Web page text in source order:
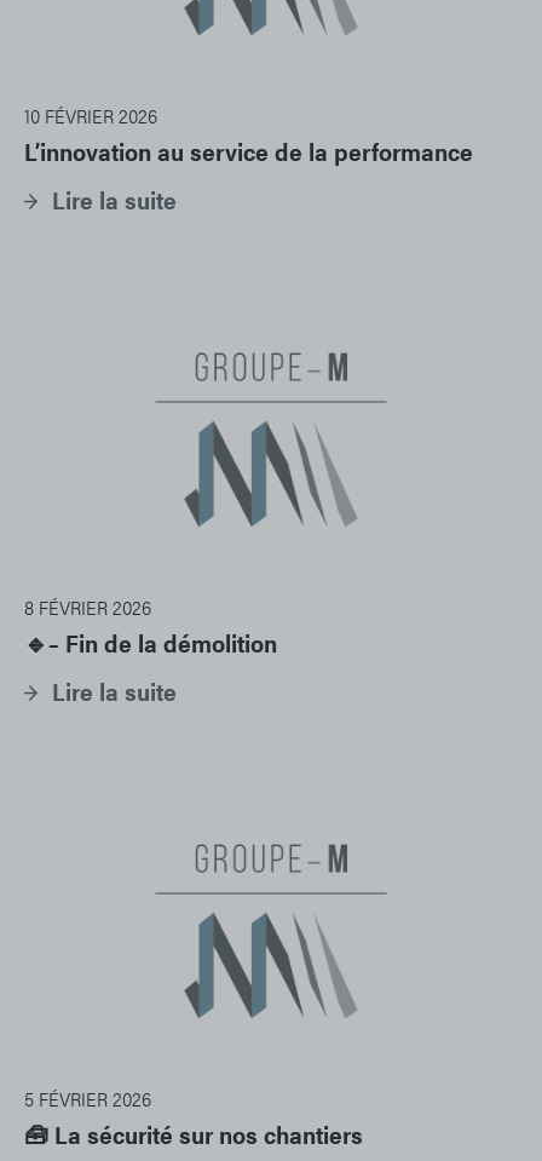
10 FÉVRIER 2026
L’innovation au service de la performance
Lire la suite
8 FÉVRIER 2026
🔹– Fin de la démolition
Lire la suite
5 FÉVRIER 2026
🧰 La sécurité sur nos chantiers